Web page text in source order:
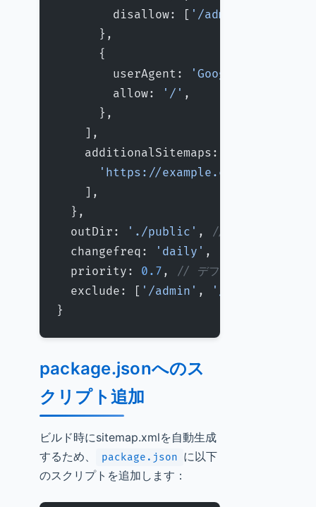
        disallow: [
'/admin'
      },
      {
        userAgent:
'Googlebot'
        allow:
'/' ,
      },
    ],
    additionalSitemaps: [
'https://example.com/sitemap-
    ],
  },
  outDir:
'./public' , // 出力ディレクト
  changefreq:
'daily' ,
  priority:
0.7 , // デフォルトの優先度
  exclude: [
'/admin' , '/404'
}
package.jsonへのス
クリプト追加
ビルド時にsitemap.xmlを自動生成
するため、
package.json に以下
のスクリプトを追加します：